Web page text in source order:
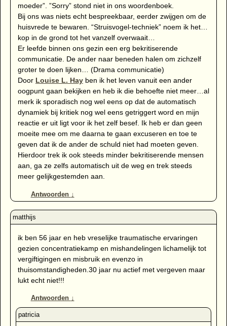
moeder”. ”Sorry” stond niet in ons woordenboek.
Bij ons was niets echt bespreekbaar, eerder zwijgen om de
huisvrede te bewaren. “Struisvogel-techniek” noem ik het…
kop in de grond tot het vanzelf overwaait…
Er leefde binnen ons gezin een erg bekritiserende
communicatie. De ander naar beneden halen om zichzelf
groter te doen lijken… (Drama communicatie)
Door Louise L. Hayben ik het leven vanuit een ander
oogpunt gaan bekijken en heb ik die behoefte niet meer…al
merk ik sporadisch nog wel eens op dat de automatisch
dynamiek bij kritiek nog wel eens getriggert word en mijn
reactie er uit ligt voor ik het zelf besef. Ik heb er dan geen
moeite mee om me daarna te gaan excuseren en toe te
geven dat ik de ander de schuld niet had moeten geven.
Hierdoor trek ik ook steeds minder bekritiserende mensen
aan, ga ze zelfs automatisch uit de weg en trek steeds
meer gelijkgestemden aan.
Antwoorden ↓
ik ben 56 jaar en heb vreselijke traumatische ervaringen
gezien concentratiekamp en mishandelingen lichamelijk tot
vergiftigingen en misbruik en evenzo in
thuisomstandigheden.30 jaar nu actief met vergeven maar
lukt echt niet!!!
Antwoorden ↓